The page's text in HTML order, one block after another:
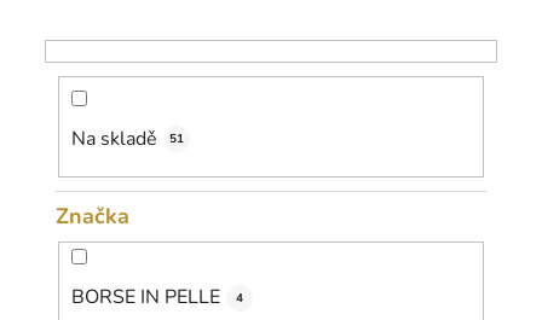
o
d
ů
Na skladě 51
Značka
BORSE IN PELLE 4